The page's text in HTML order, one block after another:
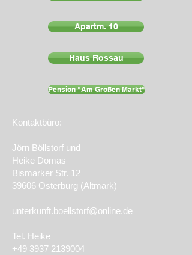
Apartm. 10
Haus Rossau
Pension "Am Großen Markt"
Kontaktbüro:
Jörn Böllstorf​ und
Heike Domas
Bismarker Str. 12
39606 Osterburg (Altmark)
unterkunft.boellstorf@online.de
Tel. Heike
+49 3937 2139004